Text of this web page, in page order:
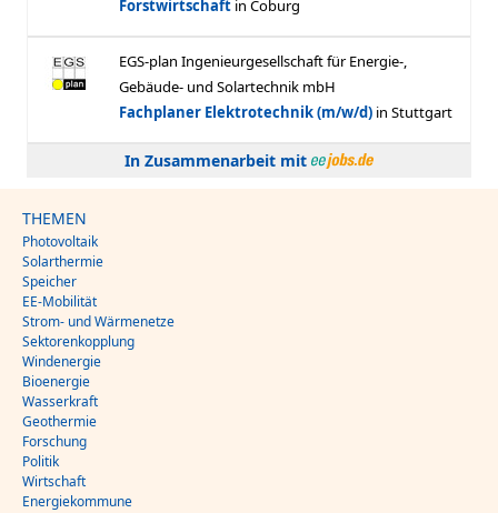
In Zusammenarbeit mit
THEMEN
Photovoltaik
Solarthermie
Speicher
EE-Mobilität
Strom- und Wärmenetze
Sektorenkopplung
Windenergie
Bioenergie
Wasserkraft
Geothermie
Forschung
Politik
Wirtschaft
Energiekommune